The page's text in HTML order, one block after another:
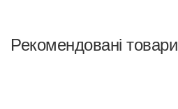
Рекомендовані товари